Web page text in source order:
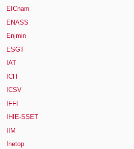
EICnam
ENASS
Enjmin
ESGT
IAT
ICH
ICSV
IFFI
IHIE-SSET
IIM
Inetop